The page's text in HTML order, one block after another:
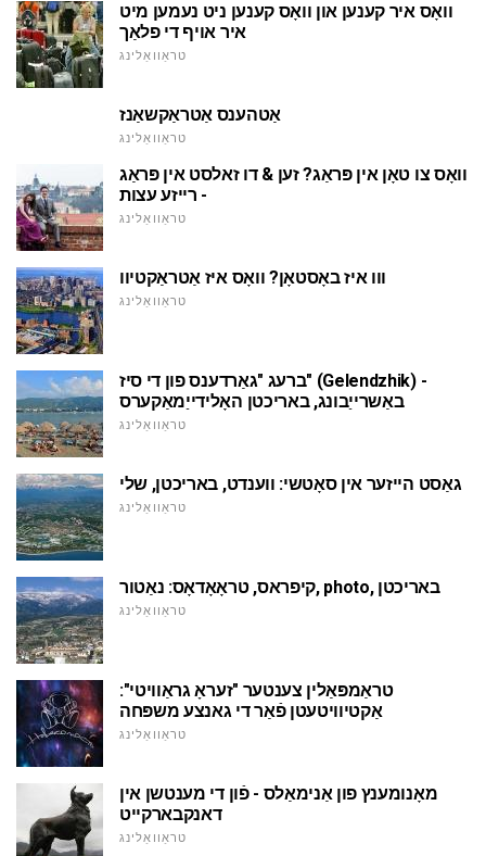
וואָס איר קענען און וואָס קענען ניט נעמען מיט
איר אויף די פלאַך
טראַוואַלינג
אַטהענס אַטראַקשאַנז
טראַוואַלינג
וואָס צו טאָן אין פּראַג? זען & דו זאלסט אין פּראַג
- רייזע עצות
טראַוואַלינג
ווו איז באָסטאָן? וואָס איז אַטראַקטיוו
טראַוואַלינג
ברעג "גאַרדענס פון די סיז" (Gelendzhik) -
באַשרייַבונג, באריכטן האָלידייַמאַקערס
טראַוואַלינג
גאַסט הייזער אין סאָטשי: ווענדט, באריכטן, שלי
טראַוואַלינג
קיפראס, טראָאָדאָס: נאַטור, photo, באריכטן
טראַוואַלינג
טראַמפּאַלין צענטער "זעראָ גראַוויטי":
אַקטיוויטעטן פֿאַר די גאנצע משפּחה
טראַוואַלינג
מאָנומענץ פון אַנימאַלס - פֿון די מענטשן אין
דאנקבארקייט
טראַוואַלינג